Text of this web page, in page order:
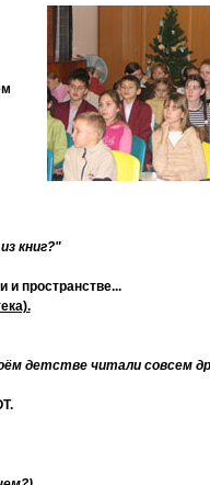
книг?"
и пространстве...
детстве читали совсем